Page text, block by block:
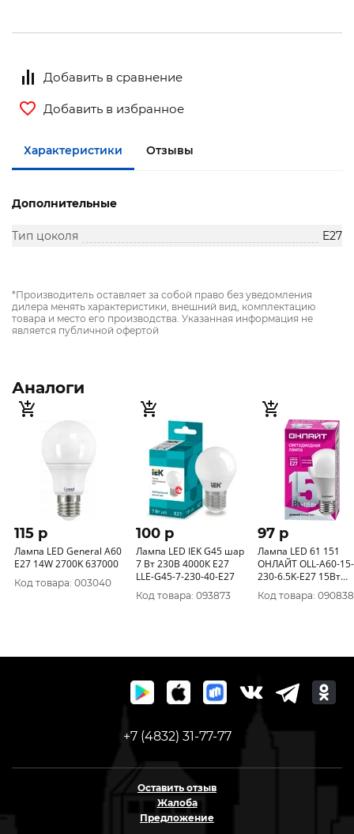
Добавить в сравнение
Добавить в избранное
Характеристики Отзывы
Дополнительные
Тип цоколя E27
*Производитель оставляет за собой право без уведомления
дилера менять характеристики, внешний вид, комплектацию
товара и место его производства. Указанная информация не
является публичной офертой
Аналоги
115 p
Лампа LED General A60
E27 14W 2700K 637000
Код товара: 003040
100 p
Лампа LED IEK G45 шар
7 Вт 230В 4000К E27
LLE-G45-7-230-40-E27
Код товара: 093873
97 p
Лампа LED 61 151
ОНЛАЙТ OLL-A60-15-
230-6.5K-E27 15Вт
61151
Код товара: 090838
+7 (4832) 31-77-77
Оставить отзыв
Жалоба
Предложение